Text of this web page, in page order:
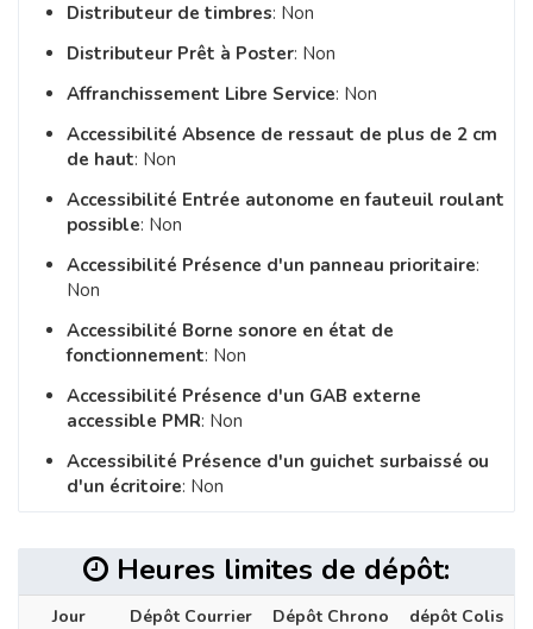
Distributeur de timbres: Non
Distributeur Prêt à Poster: Non
Affranchissement Libre Service: Non
Accessibilité Absence de ressaut de plus de 2 cm
de haut: Non
Accessibilité Entrée autonome en fauteuil roulant
possible: Non
Accessibilité Présence d'un panneau prioritaire:
Non
Accessibilité Borne sonore en état de
fonctionnement: Non
Accessibilité Présence d'un GAB externe
accessible PMR: Non
Accessibilité Présence d'un guichet surbaissé ou
d'un écritoire: Non
Heures limites de dépôt:
Jour Dépôt Courrier Dépôt Chrono
dépôt Colis